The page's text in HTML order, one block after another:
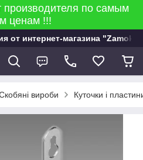
производителя по самым
ценам !!!
от интернет-магазина "Zamok
вироби Куточки і